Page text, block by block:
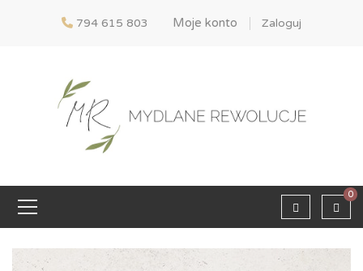
794 615 803 Moje konto Zaloguj
0